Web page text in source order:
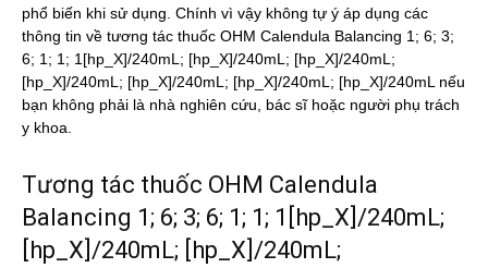
phổ biến khi sử dụng. Chính vì vậy không tự ý áp dụng các
thông tin về tương tác thuốc OHM Calendula Balancing 1; 6; 3;
6; 1; 1; 1[hp_X]/240mL; [hp_X]/240mL; [hp_X]/240mL;
[hp_X]/240mL; [hp_X]/240mL; [hp_X]/240mL; [hp_X]/240mL nếu
bạn không phải là nhà nghiên cứu, bác sĩ hoặc người phụ trách
y khoa.
Tương tác thuốc OHM Calendula
Balancing 1; 6; 3; 6; 1; 1; 1[hp_X]/240mL;
[hp_X]/240mL; [hp_X]/240mL;